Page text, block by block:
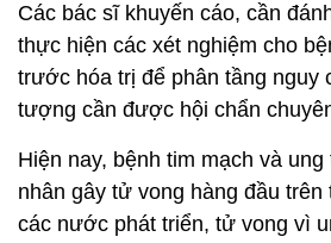
Các bác sĩ khuyến cáo, cần
thực hiện các xét nghiệm cho
trước hóa trị để phân tầng nguy
tượng cần được hội chẩn
Hiện nay, bệnh tim mạch và
nhân gây tử vong hàng đầu
các nước phát triển, tử vong vì